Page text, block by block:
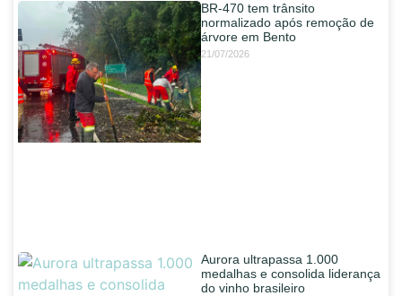
BR-470 tem trânsito
normalizado após remoção de
árvore em Bento
21/07/2026
Aurora ultrapassa 1.000
medalhas e consolida liderança
do vinho brasileiro